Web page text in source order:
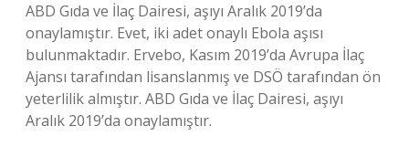
ABD Gıda ve İlaç Dairesi, aşıyı Aralık 2019’da
onaylamıştır. Evet, iki adet onaylı Ebola aşısı
bulunmaktadır. Ervebo, Kasım 2019’da Avrupa İlaç
Ajansı tarafından lisanslanmış ve DSÖ tarafından ön
yeterlilik almıştır. ABD Gıda ve İlaç Dairesi, aşıyı
Aralık 2019’da onaylamıştır.